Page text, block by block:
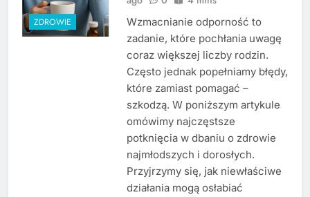
ZDROWIE
Wzmacnianie odporność to
zadanie, które pochłania uwagę
coraz większej liczby rodzin.
Często jednak popełniamy błędy,
które zamiast pomagać –
szkodzą. W poniższym artykule
omówimy najczęstsze
potknięcia w dbaniu o zdrowie
najmłodszych i dorosłych.
Przyjrzymy się, jak niewłaściwe
działania mogą osłabiać